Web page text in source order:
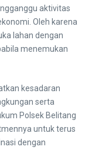
aktivitas
Oleh karena
lahan dengan
menemukan
kesadaran
serta
Polsek Belitang
untuk terus
dengan